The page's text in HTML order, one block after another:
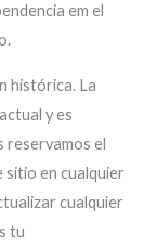
em el
histórica. La
y es
reservamos el
sitio en cualquier
cualquier
tu